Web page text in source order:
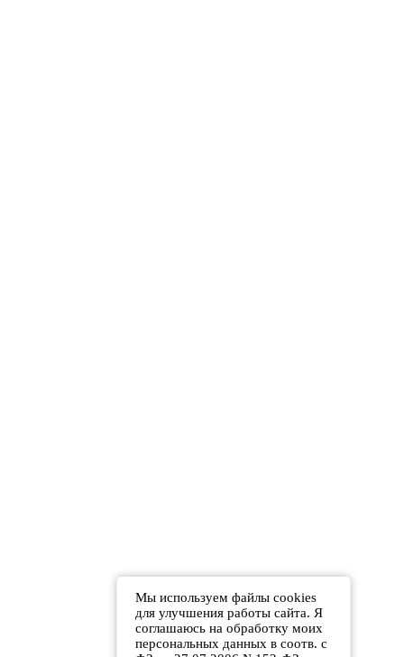
Мы используем файлы cookies
для улучшения работы сайта. Я
соглашаюсь на обработку моих
персональных данных в соотв. с